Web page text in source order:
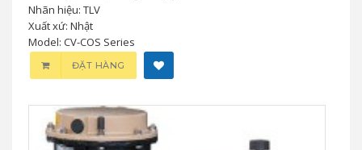
Nhãn hiệu: TLV
Xuất xứ: Nhật
Model: CV-COS Series
ĐẶT HÀNG